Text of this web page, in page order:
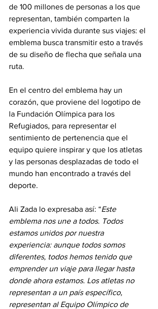
de 100 millones de personas a los que
representan, también comparten la
experiencia vivida durante sus viajes: el
emblema busca transmitir esto a través
de su diseño de flecha que señala una
ruta.
En el centro del emblema hay un
corazón, que proviene del logotipo de
la Fundación Olímpica para los
Refugiados, para representar el
sentimiento de pertenencia que el
equipo quiere inspirar y que los atletas
y las personas desplazadas de todo el
mundo han encontrado a través del
deporte.
Ali Zada lo expresaba así: “Este
emblema nos une a todos. Todos
estamos unidos por nuestra
experiencia: aunque todos somos
diferentes, todos hemos tenido que
emprender un viaje para llegar hasta
donde ahora estamos. Los atletas no
representan a un país específico,
representan al Equipo Olímpico de